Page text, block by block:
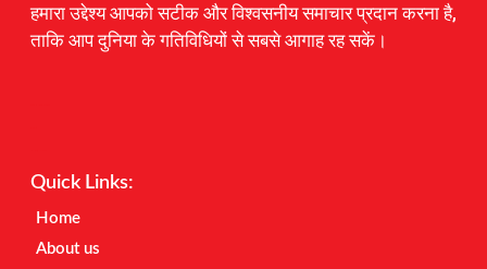
हमारा उद्देश्य आपको सटीक और विश्वसनीय समाचार प्रदान करना है,
ताकि आप दुनिया के गतिविधियों से सबसे आगाह रह सकें।
Quick Links:
Home
About us